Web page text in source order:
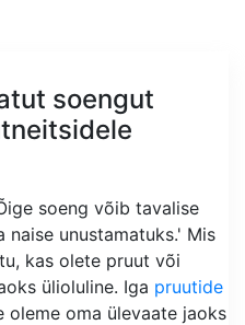
soengut
soeng võib tavalise
naise unustamatuks.' Mis
kas olete pruut või
ülioluline. Iga pruutide
oleme oma ülevaate jaoks